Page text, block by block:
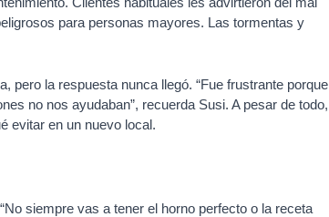
para personas mayores. Las tormentas y
pero la respuesta nunca llegó. “Fue frustrante porque
no nos ayudaban”, recuerda Susi. A pesar de todo,
evitar en un nuevo local.
siempre vas a tener el horno perfecto o la receta